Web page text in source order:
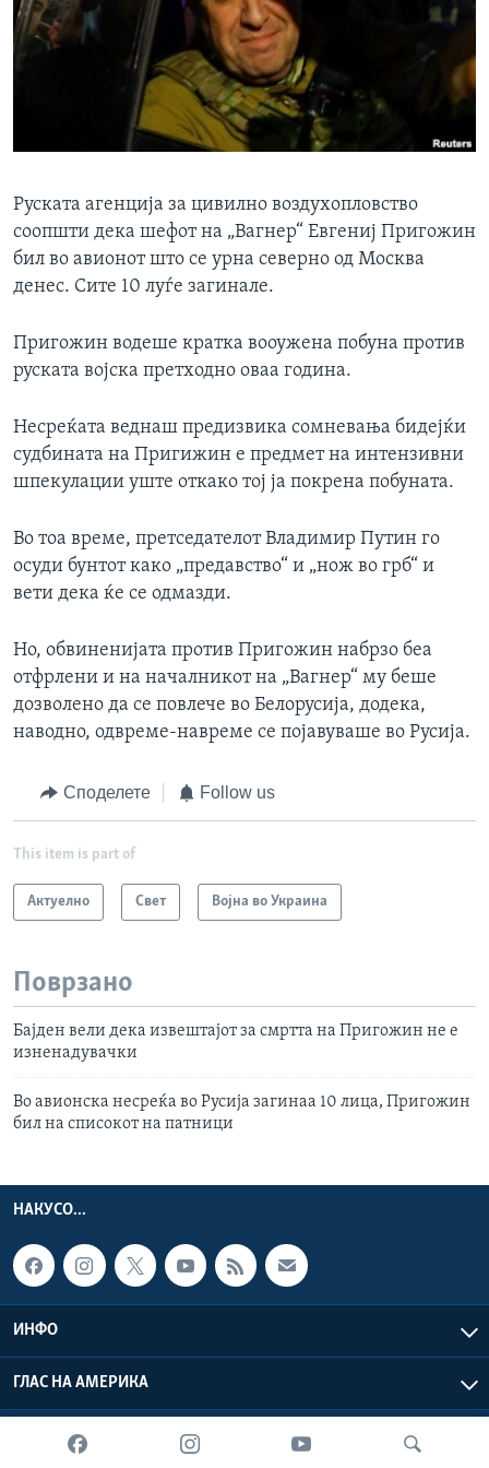
ИНТЕРВЈУА
Јазици
Руската агенција за цивилно воздухопловство
соопшти дека шефот на „Вагнер“ Евгениј Пригожин
бил во авионот што се урна северно од Москва
денес. Сите 10 луѓе загинале.
Пригожин водеше кратка вооужена побуна против
руската војска претходно оваа година.
Несреќата веднаш предизвика сомневања бидејќи
судбината на Пригижин е предмет на интензивни
шпекулации уште откако тој ја покрена побуната.
Во тоа време, претседателот Владимир Путин го
осуди бунтот како „предавство“ и „нож во грб“ и
вети дека ќе се одмазди.
Но, обвиненијата против Пригожин набрзо беа
отфрлени и на началникот на „Вагнер“ му беше
дозволено да се повлече во Белорусија, додека,
наводно, одвреме-навреме се појавуваше во Русија.
Споделете Follow us
This item is part of
Актуелно Свет Војна во Украина
Поврзано
Бајден вели дека извештајот за смртта на Пригожин не е
изненадувачки
Во авионска несреќа во Русија загинаа 10 лица, Пригожин
бил на списокот на патници
НАКУСО...
ИНФО
ГЛАС НА АМЕРИКА
Глас на Америка © 2026 VOA, Inc. Сите права задржани.